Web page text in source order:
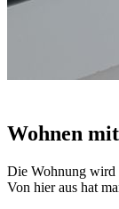
Wohnen
Die Wohnung wird
Von hier aus hat